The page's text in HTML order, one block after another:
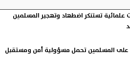
تستنكر اضطهاد وتهجير المسلمين
على المسلمين تحمل مسؤولية أمن ومستقبل